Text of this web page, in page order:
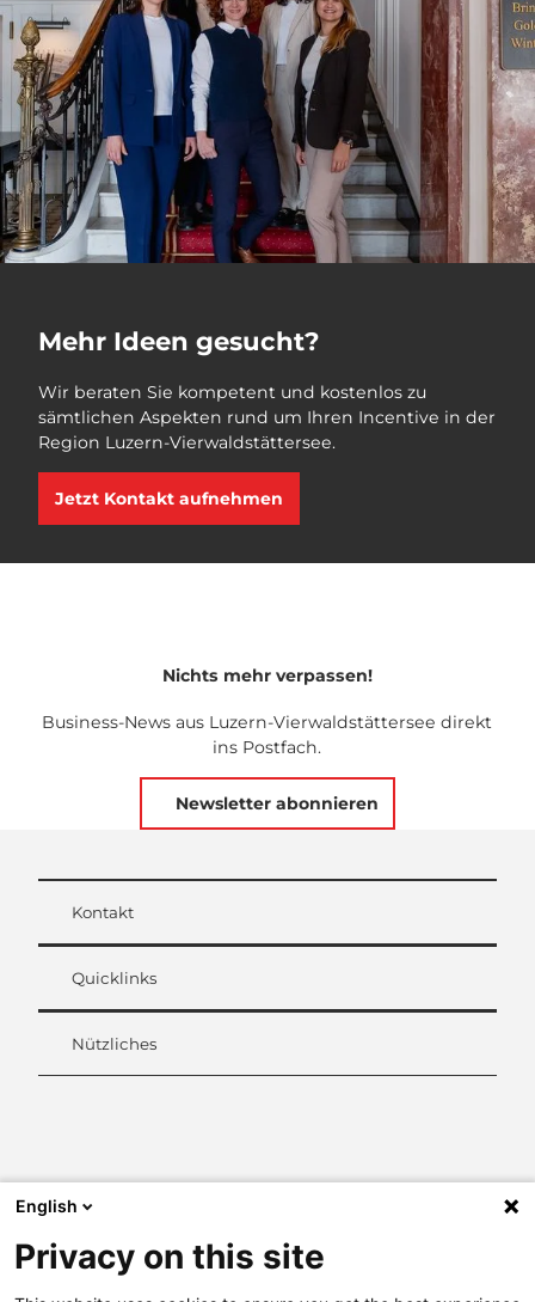
Mehr Ideen gesucht?
Wir beraten Sie kompetent und kostenlos zu
sämtlichen Aspekten rund um Ihren Incentive in der
Region Luzern-Vierwaldstättersee.
Jetzt Kontakt aufnehmen
Nichts mehr verpassen!
Business-News aus Luzern-Vierwaldstättersee direkt
ins Postfach.
Newsletter abonnieren
Kontakt
Quicklinks
Nützliches
d
I
English
Privacy on this site